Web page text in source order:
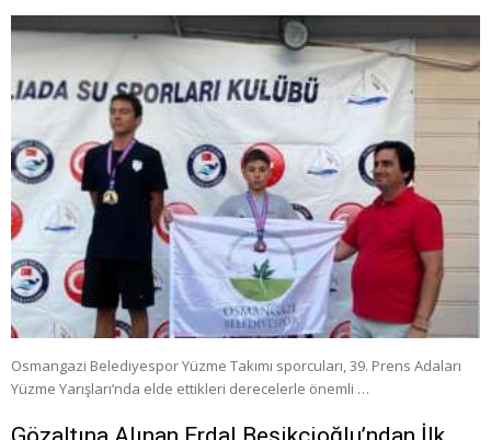
Osmangazi Belediyespor Yüzme Takımı sporcuları, 39. Prens Adaları
Yüzme Yarışları’nda elde ettikleri derecelerle önemli …